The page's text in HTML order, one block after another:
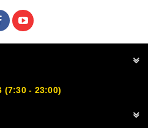
(7:30 - 23:00)